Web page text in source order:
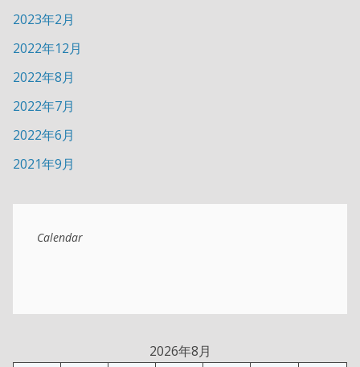
2023年2月
2022年12月
2022年8月
2022年7月
2022年6月
2021年9月
Calendar
2026年8月